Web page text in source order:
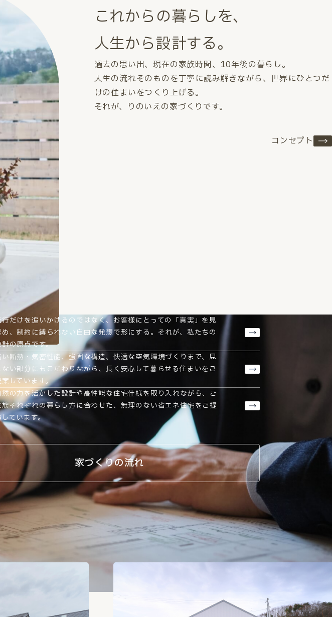
これからの暮らしを、
人生から設計する。
過去の思い出、現在の家族時間、10年後の暮らし。
人生の流れそのものを丁寧に読み解きながら、世界にひとつだ
けの住まいをつくり上げる。
それが、りのいえの家づくりです。
コンセプト
行だけを追いかけるのではなく、お客様にとっての「真実」を見
め、制約に縛られない自由な発想で形にする。それが、私たちの
計の原点です。
い断熱・気密性能、強固な構造、快適な空気環境づくりまで、見
ない部分にもこだわりながら、長く安心して暮らせる住まいをご
案しています。
然の力を活かした設計や高性能な住宅仕様を取り入れながら、ご
族それぞれの暮らし方に合わせた、無理のない省エネ住宅をご提
しています。
家づくりの流れ